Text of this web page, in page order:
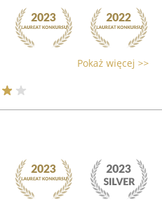
Pokaż więcej >>